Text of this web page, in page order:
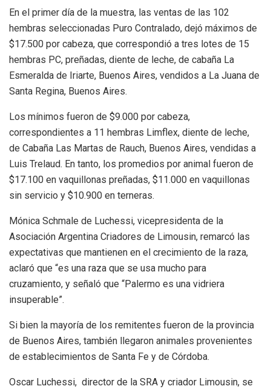
En el primer día de la muestra, las ventas de las 102
hembras seleccionadas Puro Contralado, dejó máximos de
$17.500 por cabeza, que correspondió a tres lotes de 15
hembras PC, preñadas, diente de leche, de cabaña La
Esmeralda de Iriarte, Buenos Aires, vendidos a La Juana de
Santa Regina, Buenos Aires.
Los mínimos fueron de $9.000 por cabeza,
correspondientes a 11 hembras Limflex, diente de leche,
de Cabaña Las Martas de Rauch, Buenos Aires, vendidas a
Luis Trelaud. En tanto, los promedios por animal fueron de
$17.100 en vaquillonas preñadas, $11.000 en vaquillonas
sin servicio y $10.900 en terneras.
Mónica Schmale de Luchessi, vicepresidenta de la
Asociación Argentina Criadores de Limousin, remarcó las
expectativas que mantienen en el crecimiento de la raza,
aclaró que “es una raza que se usa mucho para
cruzamiento, y señaló que “Palermo es una vidriera
insuperable”.
Si bien la mayoría de los remitentes fueron de la provincia
de Buenos Aires, también llegaron animales provenientes
de establecimientos de Santa Fe y de Córdoba.
Oscar Luchessi, director de la SRA y criador Limousin, se